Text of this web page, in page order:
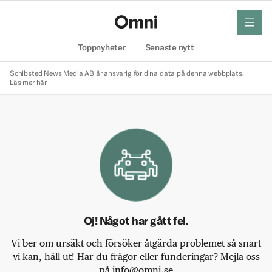
Toppnyheter Senaste nytt
meny
Schibsted News Media AB är ansvarig för dina data på denna webbplats.
Läs mer här
Oj! Något har gått fel.
Vi ber om ursäkt och försöker åtgärda problemet så snart
vi kan, håll ut! Har du frågor eller funderingar? Mejla oss